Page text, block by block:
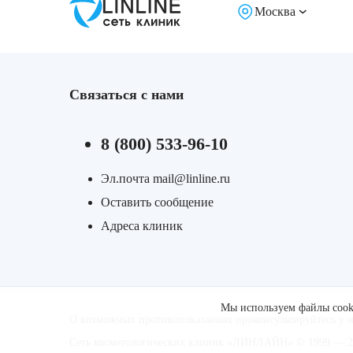
Москва
Связаться с нами
8 (800) 533-96-10
Эл.почта mail@linline.ru
Оставить сообщение
Адреса клиник
Мы используем файлы